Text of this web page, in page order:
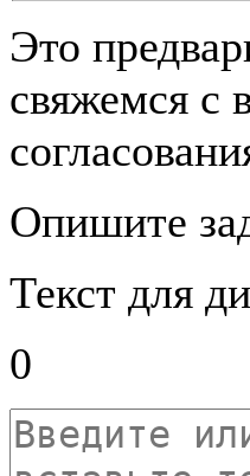
Это
свяжемся с
Опишите
Текст для
0